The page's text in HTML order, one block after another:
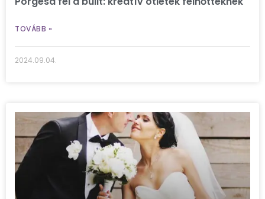
TOVÁBB »
2024.09.04.